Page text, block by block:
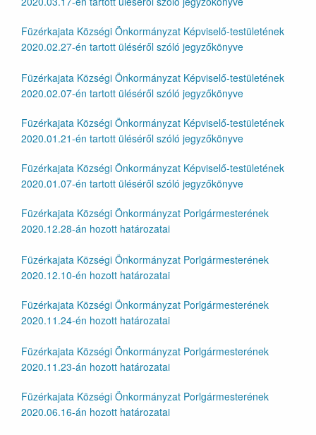
Füzérkajata Községi Önkormányzat Képviselő-testületének
2020.02.27-én tartott üléséről szóló jegyzőkönyve
Füzérkajata Községi Önkormányzat Képviselő-testületének
2020.02.07-én tartott üléséről szóló jegyzőkönyve
Füzérkajata Községi Önkormányzat Képviselő-testületének
2020.01.21-én tartott üléséről szóló jegyzőkönyve
Füzérkajata Községi Önkormányzat Képviselő-testületének
2020.01.07-én tartott üléséről szóló jegyzőkönyve
Füzérkajata Községi Önkormányzat Porlgármesterének
2020.12.28-án hozott határozatai
Füzérkajata Községi Önkormányzat Porlgármesterének
2020.12.10-én hozott határozatai
Füzérkajata Községi Önkormányzat Porlgármesterének
2020.11.24-én hozott határozatai
Füzérkajata Községi Önkormányzat Porlgármesterének
2020.11.23-án hozott határozatai
Füzérkajata Községi Önkormányzat Porlgármesterének
2020.06.16-án hozott határozatai